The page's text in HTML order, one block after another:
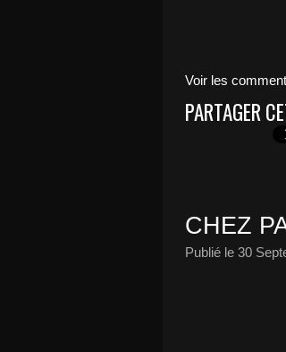
Voir les
PARTAGER
CHEZ
Publié le 30